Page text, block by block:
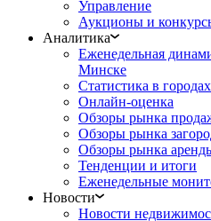
Управление
Аукционы и
Аналитика
Еженедельная
Минске
Статистика в
Онлайн-оценка
Обзоры рынка
Обзоры рынка
Обзоры рынка
Тенденции и итоги
Еженедельные
Новости
Новости